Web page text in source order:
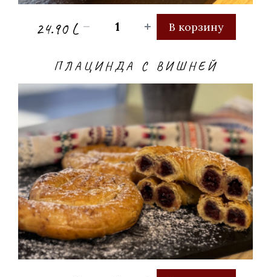
24.90 L В корзину
ПЛАЦИНДА С ВИШНЕЙ